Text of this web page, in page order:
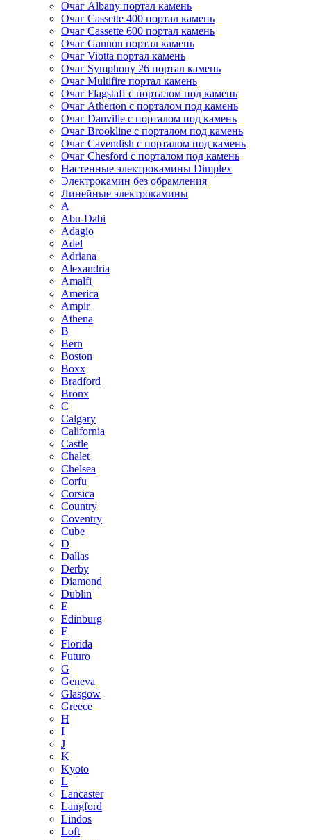
Очаг Albany портал камень
Очаг Cassette 400 портал камень
Очаг Cassette 600 портал камень
Очаг Gannon портал камень
Очаг Viotta портал камень
Очаг Symphony 26 портал камень
Очаг Multifire портал камень
Очаг Flagstaff с порталом под камень
Очаг Atherton с порталом под камень
Очаг Danville с порталом под камень
Очаг Brookline с порталом под камень
Очаг Cavendish с порталом под камень
Очаг Chesford с порталом под камень
Настенные электрокамины Dimplex
Электрокамин без обрамления
Линейные электрокамины
A
Abu-Dabi
Adagio
Adel
Adriana
Alexandria
Amalfi
America
Ampir
Athena
B
Bern
Boston
Boxx
Bradford
Bronx
C
Calgary
California
Castle
Chalet
Chelsea
Corfu
Corsica
Country
Coventry
Cube
D
Dallas
Derby
Diamond
Dublin
E
Edinburg
F
Florida
Futuro
G
Geneva
Glasgow
Greece
H
I
J
K
Kyoto
L
Lancaster
Langford
Lindos
Loft